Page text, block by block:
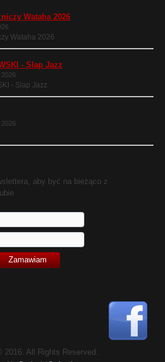
Wataha 2026
Wataha 2026
- Slap Jazz
2026
- Slap Jazz
aby być na bieżąco z
2016. All Rights Reserved.